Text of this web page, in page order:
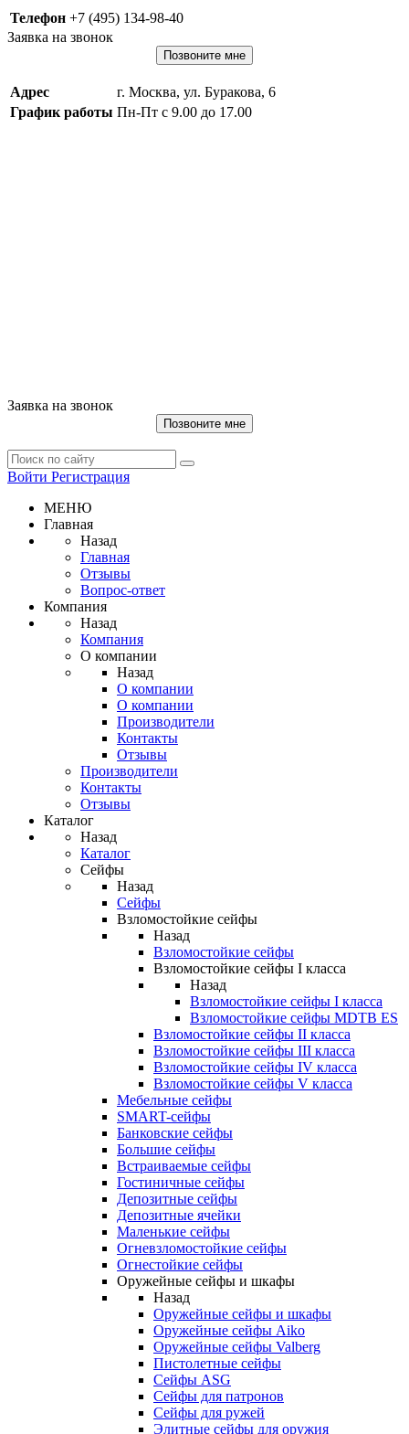
Телефон +7 (495) 134-98-40
Заявка на звонок
Позвоните мне
Адрес
г. Москва, ул. Буракова, 6
График работы Пн-Пт с 9.00 до 17.00
Заявка на звонок
Позвоните мне
Войти Регистрация
МЕНЮ
Главная
Назад
Главная
Отзывы
Вопрос-ответ
Компания
Назад
Компания
О компании
Назад
О компании
О компании
Производители
Контакты
Отзывы
Производители
Контакты
Отзывы
Каталог
Назад
Каталог
Сейфы
Назад
Сейфы
Взломостойкие сейфы
Назад
Взломостойкие сейфы
Взломостойкие сейфы I класса
Назад
Взломостойкие сейфы I класса
Взломостойкие сейфы MDTB ES
Взломостойкие сейфы II класса
Взломостойкие сейфы III класса
Взломостойкие сейфы IV класса
Взломостойкие сейфы V класса
Мебельные сейфы
SMART-сейфы
Банковские сейфы
Большие сейфы
Встраиваемые сейфы
Гостиничные сейфы
Депозитные сейфы
Депозитные ячейки
Маленькие сейфы
Огневзломостойкие сейфы
Огнестойкие сейфы
Оружейные сейфы и шкафы
Назад
Оружейные сейфы и шкафы
Оружейные сейфы Aiko
Оружейные сейфы Valberg
Пистолетные сейфы
Сейфы ASG
Сейфы для патронов
Сейфы для ружей
Элитные сейфы для оружия